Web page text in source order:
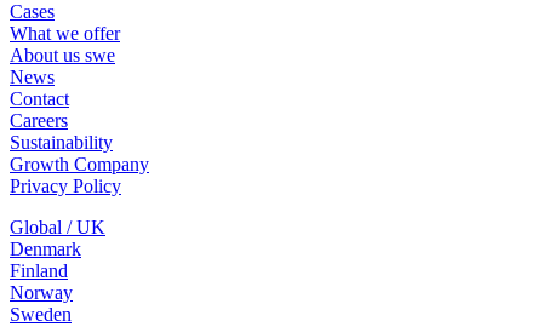
Cases
What we offer
About us swe
News
Contact
Careers
Sustainability
Growth Company
Privacy Policy
Global / UK
Denmark
Finland
Norway
Sweden